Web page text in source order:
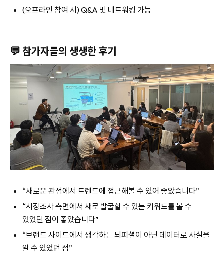
(오프라인 참여 시) Q&A 및 네트워킹 가능
💬 참가자들의 생생한 후기
“새로운 관점에서 트렌드에 접근해볼 수 있어 좋았습니다”
“시장조사 측면에서 새로 발굴할 수 있는 키워드를 볼 수
있었던 점이 좋았습니다”
“브랜드 사이드에서 생각하는 뇌피셜이 아닌 데이터로 사실을
알 수 있었던 점”